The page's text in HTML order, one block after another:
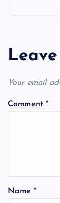
n
a
v
a
Your email
Comment*
Name *